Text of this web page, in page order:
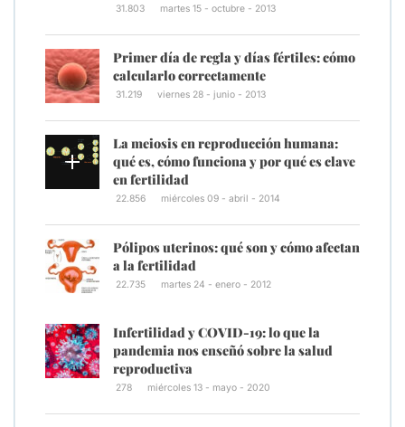
31.803 martes 15 - octubre - 2013
Primer día de regla y días fértiles: cómo
calcularlo correctamente
31.219 viernes 28 - junio - 2013
La meiosis en reproducción humana:
qué es, cómo funciona y por qué es clave
en fertilidad
22.856 miércoles 09 - abril - 2014
Pólipos uterinos: qué son y cómo afectan
a la fertilidad
22.735 martes 24 - enero - 2012
Infertilidad y COVID-19: lo que la
pandemia nos enseñó sobre la salud
reproductiva
278 miércoles 13 - mayo - 2020